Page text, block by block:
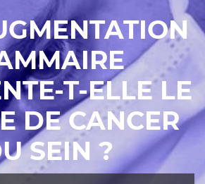
T-ELLE LE
DE CANCER
SEIN ?